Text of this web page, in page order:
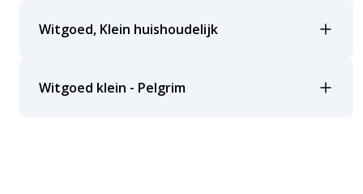
Witgoed, Klein huishoudelijk
Witgoed klein - Pelgrim